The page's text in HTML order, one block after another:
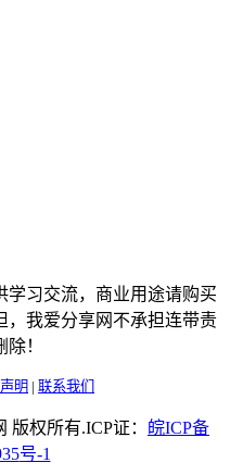
学习交流，商业用途请购买
，我爱分享网不承担连带责
！
明 | 联系我们
版权所有.ICP证： 皖ICP备
号-1